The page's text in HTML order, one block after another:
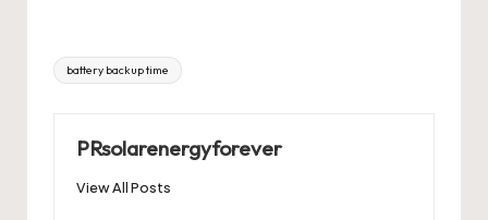
Tags:
battery backup time
PRsolarenergyforever
View All Posts